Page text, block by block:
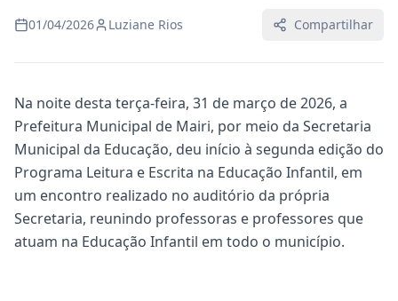
01/04/2026 Luziane Rios Compartilhar
Na noite desta terça-feira, 31 de março de 2026, a
Prefeitura Municipal de Mairi, por meio da Secretaria
Municipal da Educação, deu início à segunda edição do
Programa Leitura e Escrita na Educação Infantil, em
um encontro realizado no auditório da própria
Secretaria, reunindo professoras e professores que
atuam na Educação Infantil em todo o município.